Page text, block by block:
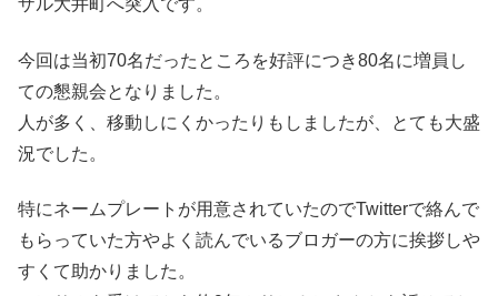
ザル大井町へ突入です。
今回は当初70名だったところを好評につき80名に増員し
ての懇親会となりました。
人が多く、移動しにくかったりもしましたが、とても大盛
況でした。
特にネームプレートが用意されていたのでTwitterで絡んで
もらっていた方やよく読んでいるブロガーの方に挨拶しや
すくて助かりました。